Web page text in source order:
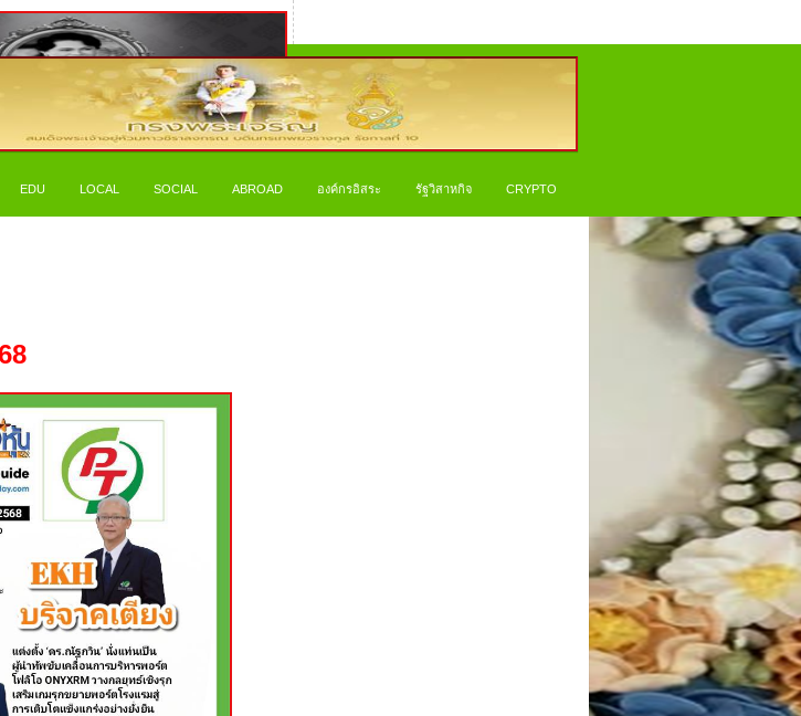
EDU LOCAL SOCIAL ABROAD องค์กรอิสระ รัฐวิสาหกิจ CRYPTO